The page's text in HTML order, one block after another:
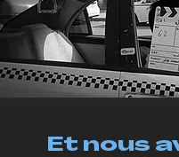
Et nous